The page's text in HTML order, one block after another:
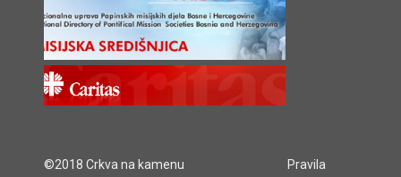
©2018 Crkva na kamenu
Pravila